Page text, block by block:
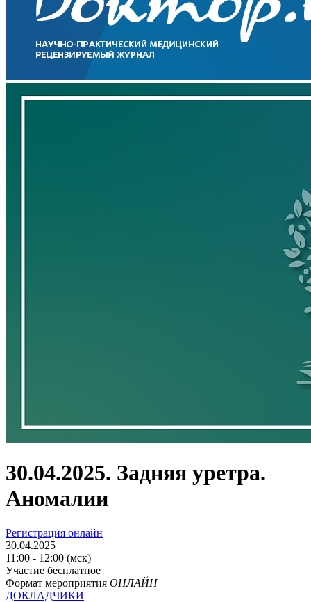
30.04.2025. Задняя уретра.
Аномалии
Регистрация онлайн
30.04.2025
11:00 - 12:00 (мск)
Участие бесплатное
Формат мероприятия ОНЛАЙН
ДОКЛАДЧИКИ